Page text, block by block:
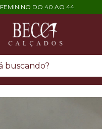
FEMININO DO 40 AO 44